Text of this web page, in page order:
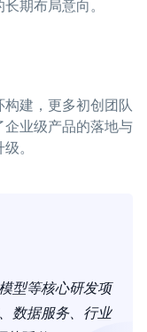
期布局意向。
建，更多初创团队
业级产品的落地与
。
型等核心研发项
数据服务、行业